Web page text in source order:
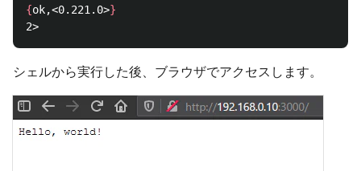
{ok,<0.221.0>}
シェルから実行した後、ブラウザでアクセスします。